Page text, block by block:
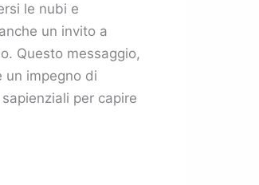
le nubi e
un invito a
Questo messaggio,
un impegno di
per capire